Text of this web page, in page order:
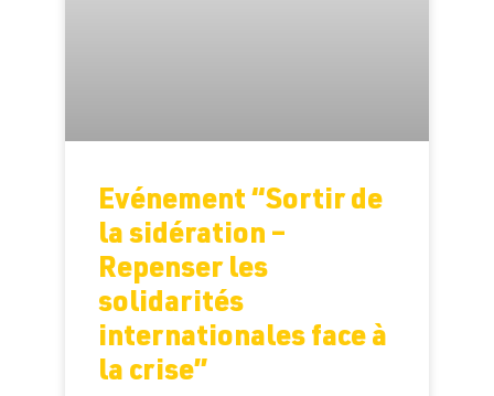
Evénement “Sortir de
la sidération –
Repenser les
solidarités
internationales face à
la crise”